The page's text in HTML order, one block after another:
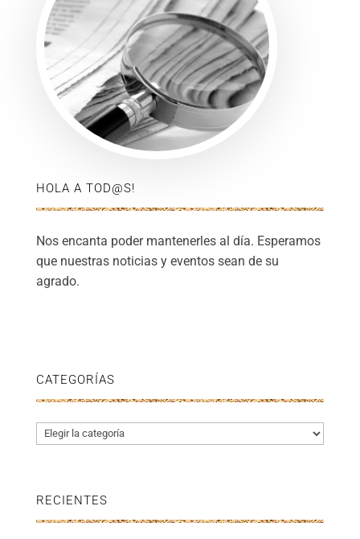
HOLA A TOD@S!
Nos encanta poder mantenerles al día. Esperamos
que nuestras noticias y eventos sean de su
agrado.
CATEGORÍAS
Categorías
RECIENTES